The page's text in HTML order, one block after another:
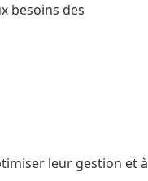
besoins des
leur gestion et à